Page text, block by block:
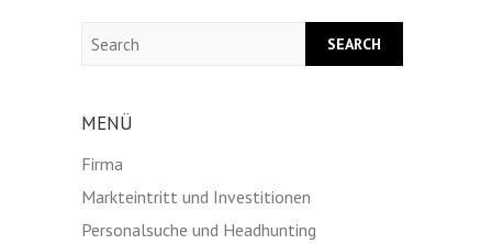
MENÜ
Firma
Markteintritt und Investitionen
Personalsuche und Headhunting